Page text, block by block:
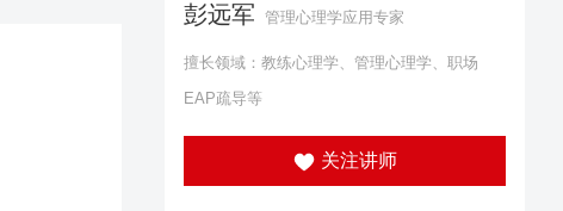
彭远军 管理心理学应用专家
擅长领域：教练心理学、管理心理学、职场
EAP疏导等
关注讲师